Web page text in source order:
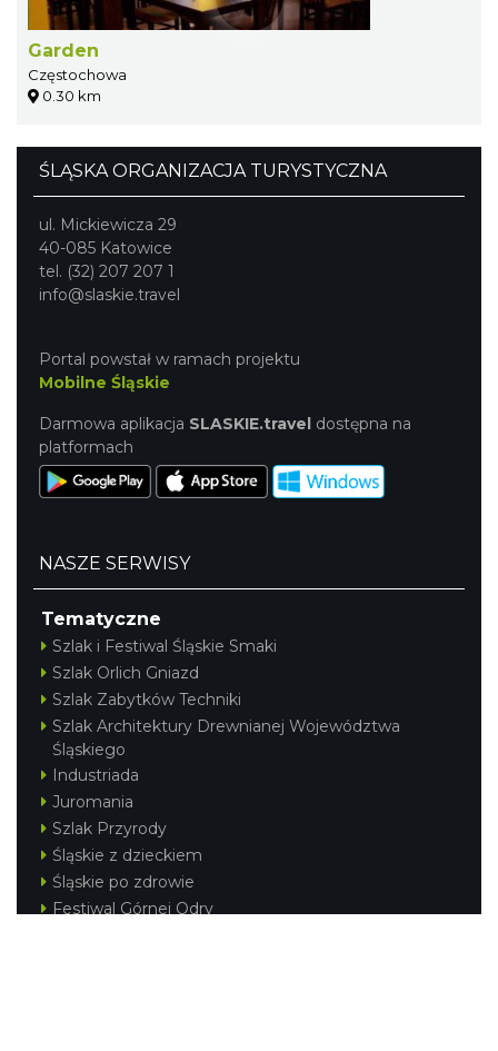
Garden
Częstochowa
0.30 km
ŚLĄSKA ORGANIZACJA TURYSTYCZNA
ul. Mickiewicza 29
40-085 Katowice
tel. (32) 207 207 1
info@slaskie.travel
Portal powstał w ramach projektu
Mobilne Śląskie
Darmowa aplikacja SLASKIE.travel dostępna na
platformach
NASZE SERWISY
Tematyczne
Szlak i Festiwal Śląskie Smaki
Szlak Orlich Gniazd
Szlak Zabytków Techniki
Szlak Architektury Drewnianej Województwa
Śląskiego
Industriada
Juromania
Szlak Przyrody
Śląskie z dzieckiem
Śląskie po zdrowie
Festiwal Górnej Odry